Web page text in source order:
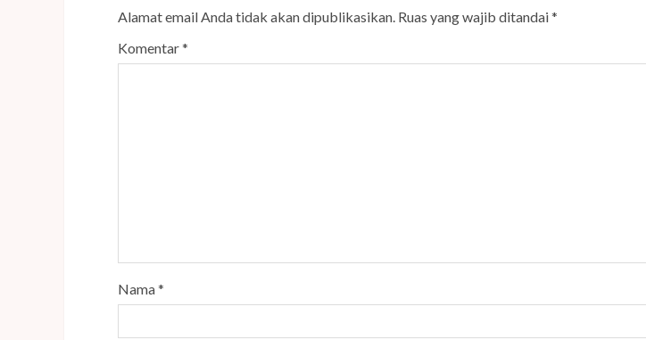
Alamat email Anda tidak akan dipublikasikan. Ruas yang wajib ditandai*
Komentar*
Nama*